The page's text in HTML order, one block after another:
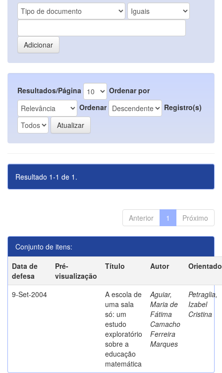
Resultados/Página
Ordenar por
Ordenar
Registro(s)
Resultado 1-1 de 1.
Anterior 1 Próximo
Conjunto de itens:
Data de
defesa
Pré-
visualização
Título Autor
9-Set-2004
A escola de
uma sala
só: um
estudo
exploratório
sobre a
educação
matemática
Aguiar,
Maria de
Fátima
Camacho
Ferreira
Marques
Petraglia,
Izabel
Cristina